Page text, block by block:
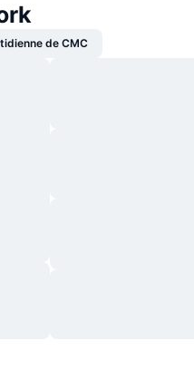
de CMC